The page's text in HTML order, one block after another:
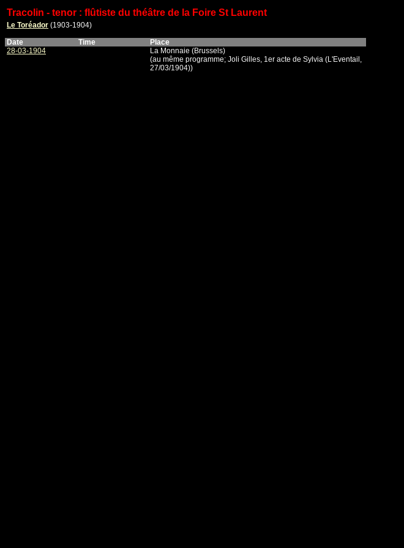
Tracolin - tenor : flûtiste du théâtre de la Foire St Laurent
Le Toréador (1903-1904)
Date
Time
Place
28-03-1904
La Monnaie (Brussels)
(au même programme; Joli Gilles, 1er acte de Sylvia (L'Eventail,
27/03/1904))